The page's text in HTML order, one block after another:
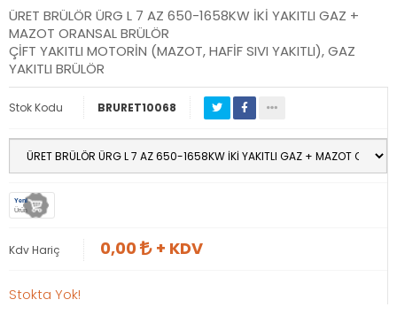
ÜRET BRÜLÖR ÜRG L 7 AZ 650-1658KW İKİ YAKITLI GAZ +
MAZOT ORANSAL BRÜLÖR
ÇİFT YAKITLI MOTORİN (MAZOT, HAFİF SIVI YAKITLI), GAZ
YAKITLI BRÜLÖR
Stok Kodu BRURET10068
Yeni
Ürün
Kdv Hariç 0,00 + KDV
Stokta Yok!